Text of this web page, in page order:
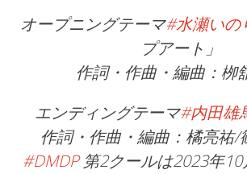
オープニングテーマ#水瀬いの
プアート」
作詞・作曲・編曲：栁
エンディングテーマ#内田雄
作詞・作曲・編曲：橘亮祐/
#DMDP第2クールは2023年10